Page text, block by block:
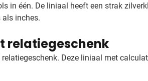
in één. De liniaal heeft een strak
inches.
relatiegeschenk
Deze liniaal met